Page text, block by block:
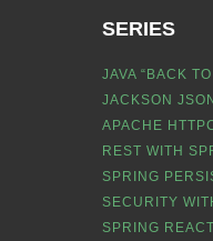
SERIES
JAVA “BACK
JACKSON
APACHE
REST WITH
SPRING
SECURITY
SPRING